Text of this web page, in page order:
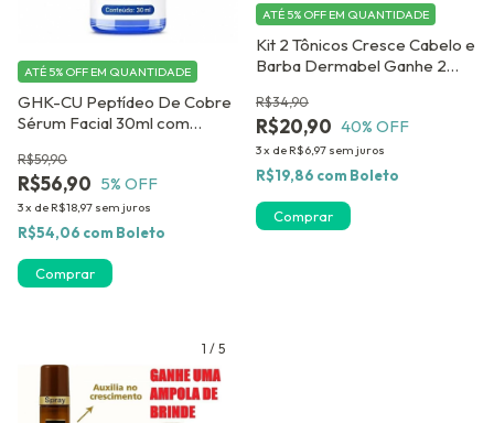
GHK-CU Peptídeo De Cobre
Sérum Facial 30ml com
Dermabel
R$56,90
R$59,90
5% OFF
3x de R$18,97 sem juros
ATÉ 5% OFF EM QUANTIDADE
R$54,06 com Boleto
Kit 2 Tônicos Cresce Cabelo e
Barba Dermabel Ganhe 2
Capilar de Brinde
R$20,90
R$34,90
40% OFF
3x de R$6,97 sem juros
ATÉ 5% OFF EM QUANTIDADE
R$19,86 com Boleto
1 / 5